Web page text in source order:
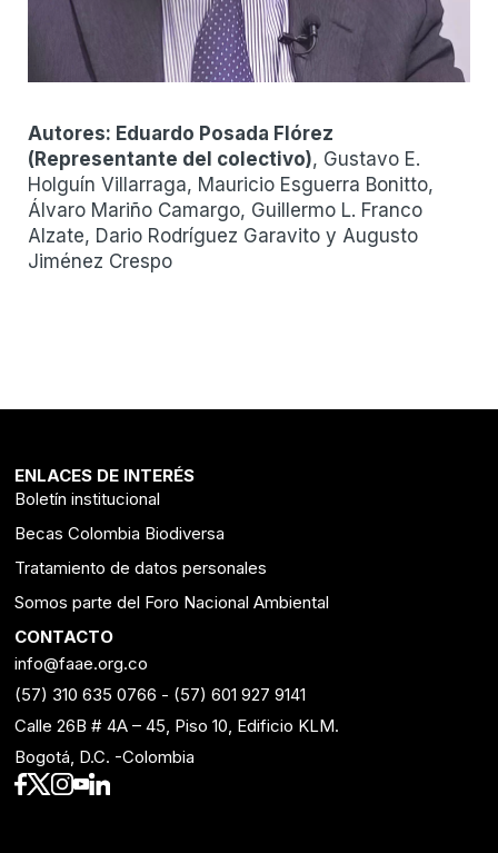
Autores: Eduardo Posada Flórez
( Representante del colectivo), Gustavo E.
Holguín Villarraga, Mauricio Esguerra Bonitto,
Álvaro Mariño Camargo, Guillermo L. Franco
Alzate, Dario Rodríguez Garavito y Augusto
Jiménez Crespo
ENLACES DE INTERÉS
Boletín institucional
Becas Colombia Biodiversa
Tratamiento de datos personales
Somos parte del Foro Nacional Ambiental
CONTACTO
info@faae.org.co
(57) 310 635 0766 - (57) 601 927 9141
Calle 26B # 4A – 45, Piso 10, Edificio KLM.
Bogotá, D.C. -Colombia